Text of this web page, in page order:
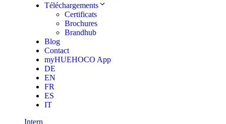
Téléchargements
Certificats
Brochures
Brandhub
Blog
Contact
myHUEHOCO App
DE
EN
FR
ES
IT
Intern